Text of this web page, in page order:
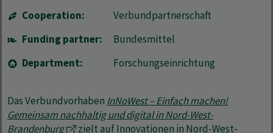
Cooperation:
Verbundpartnerschaft
Funding partner:
Bundesmittel
Department:
Forschungseinrichtung
Das Verbundvorhaben InNoWest – Einfach machen!
Gemeinsam nachhaltig und digital in Nord-West-
Brandenburg
zielt auf Innovationen in Nord-West-